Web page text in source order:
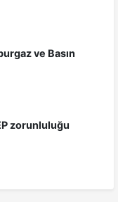
ve Basın
zorunluluğu